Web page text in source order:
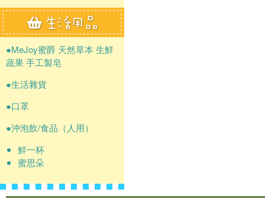
●MeJoy蜜爵 天然草本 生鮮
蔬果 手工製皂
●生活雜貨
●口罩
●沖泡飲/食品（人用）
鮮一杯
蜜思朵